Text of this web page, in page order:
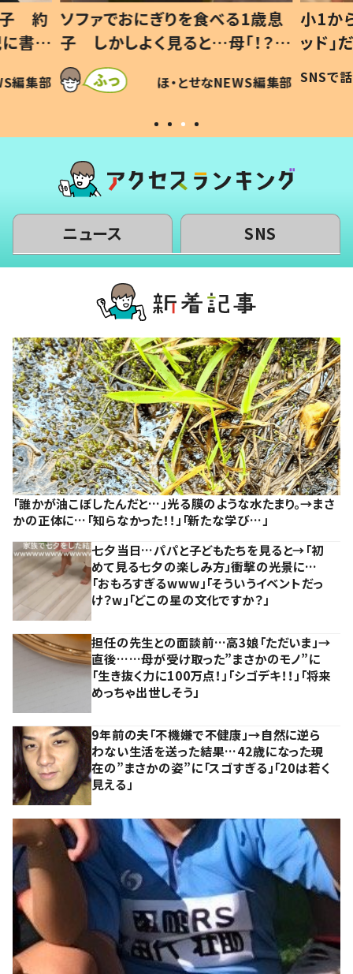
子 約
書い
編集部
ソファでおにぎりを食べる1歳息
子 しかしよく見ると…母「！？」
すべてを察した母の投稿に「可愛
いから許す！」「現行犯〜」
ほ・とせなNEWS編集部
小1か
ッド
作り
#令和
SNSで
ニュース SNS
「誰かが油こぼしたんだと…」光る膜のような水たまり。→まさ
かの正体に…「知らなかった！！」「新たな学び…」
七夕当日…パパと子どもたちを見ると→「初
めて見る七夕の楽しみ方」衝撃の光景に…
「おもろすぎるwww」「そういうイベントだっ
け？w」「どこの星の文化ですか？」
担任の先生との面談前…高3娘「ただいま」→
直後……母が受け取った”まさかのモノ”に
「生き抜く力に100万点！」「シゴデキ！！」「将来
めっちゃ出世しそう」
9年前の夫「不機嫌で不健康」→自然に逆ら
わない生活を送った結果…42歳になった現
在の”まさかの姿”に「スゴすぎる」「20は若く
見える」